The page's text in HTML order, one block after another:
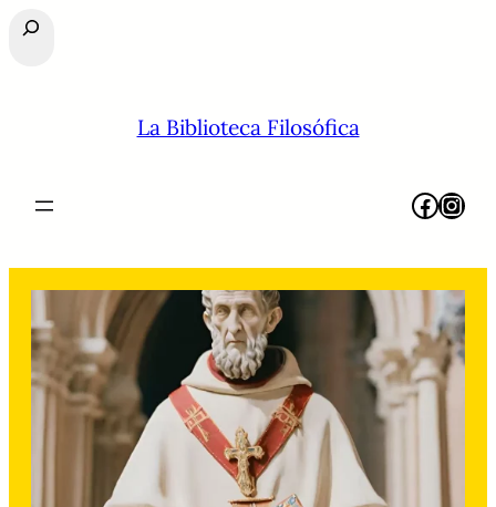
Buscar
La Biblioteca Filosófica
Facebook Instagram